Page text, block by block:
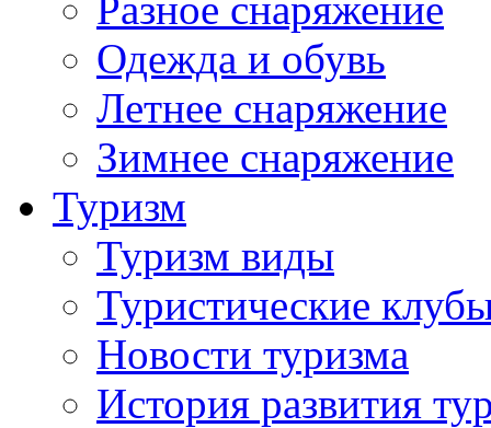
Одежда и обувь
Летнее снаряжение
Зимнее снаряжение
Туризм
Туризм виды
Туристические
Новости туризма
История развития